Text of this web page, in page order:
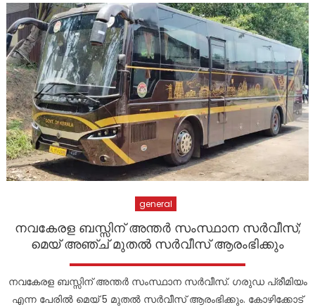
അവധി
ജില്ലയില്‍ അര്‍ഹരായ എല്ലാവര്‍ക്കും ധനസഹായം
ഉറപ്പാക്കും: മന്ത്രി മോന്‍സ് ജോസഫ്
“ലിറ്റി”ൽ സ്റ്റാർ ; രാത്രിയിൽ പ്രസവ വേദനയുമായി
വാഹനങ്ങൾക്ക് കൈ നീട്ടി നിൽക്കുന്ന യുവതിക്കരികിലേക്ക്
മാലാഖയായി എത്തിയത് മാർ സ്ലീവാ മെഡിസിറ്റിയിലെ നഴ്സ് !
general
നവകേരള ബസ്സിന് അന്തർ സംസ്ഥാന സർവീസ്;
മെയ് അഞ്ച് മുതൽ സർവീസ് ആരംഭിക്കും
നവകേരള ബസ്സിന് അന്തർ സംസ്ഥാന സർവീസ്. ഗരുഡ പ്രീമിയം
എന്ന പേരിൽ മെയ് 5 മുതൽ സർവീസ് ആരംഭിക്കും. കോഴിക്കോട്